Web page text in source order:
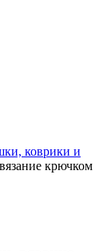
коврики и
крючком